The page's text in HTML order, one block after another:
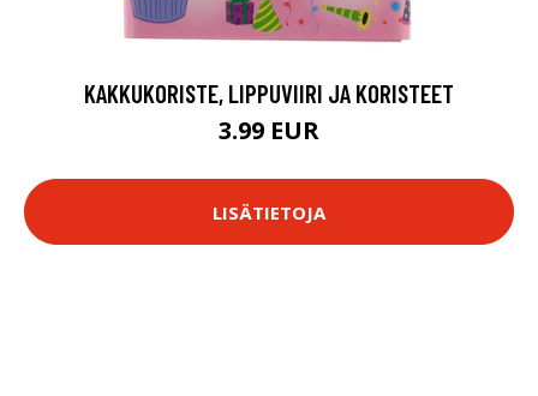
KAKKUKORISTE, LIPPUVIIRI JA KORISTEET
3.99 EUR
LISÄTIETOJA